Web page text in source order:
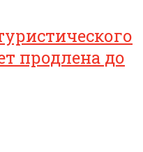
продлена до